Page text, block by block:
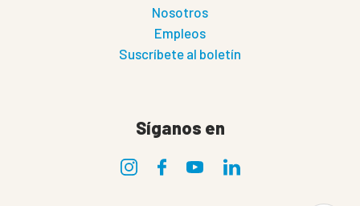
Nosotros
Empleos
Suscríbete al boletín
Síganos en